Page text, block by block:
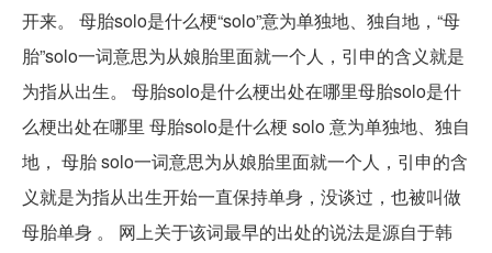
开来。 母胎solo是什么梗“solo”意为单独地、独自地，“母
胎”solo一词意思为从娘胎里面就一个人，引申的含义就是
为指从出生。 母胎solo是什么梗出处在哪里母胎solo是什
么梗出处在哪里 母胎solo是什么梗 solo 意为单独地、独自
地， 母胎 solo一词意思为从娘胎里面就一个人，引申的含
义就是为指从出生开始一直保持单身，没谈过，也被叫做
母胎单身 。 网上关于该词最早的出处的说法是源自于韩